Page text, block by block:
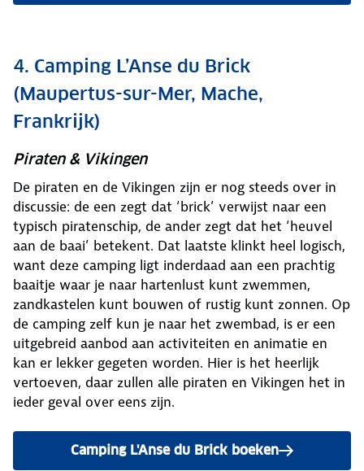
4. Camping L’Anse du Brick
(Maupertus-sur-Mer, Mache,
Frankrijk)
Piraten & Vikingen
De piraten en de Vikingen zijn er nog steeds over in
discussie: de een zegt dat ‘brick’ verwijst naar een
typisch piratenschip, de ander zegt dat het ‘heuvel
aan de baai’ betekent. Dat laatste klinkt heel logisch,
want deze camping ligt inderdaad aan een prachtig
baaitje waar je naar hartenlust kunt zwemmen,
zandkastelen kunt bouwen of rustig kunt zonnen. Op
de camping zelf kun je naar het zwembad, is er een
uitgebreid aanbod aan activiteiten en animatie en
kan er lekker gegeten worden. Hier is het heerlijk
vertoeven, daar zullen alle piraten en Vikingen het in
ieder geval over eens zijn.
Camping L'Anse du Brick boeken